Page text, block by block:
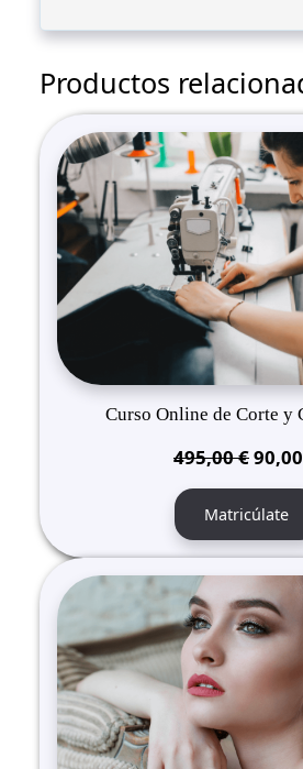
Productos
Curso Online de Corte y
495,00€El
era:
90,00
Matricúlate